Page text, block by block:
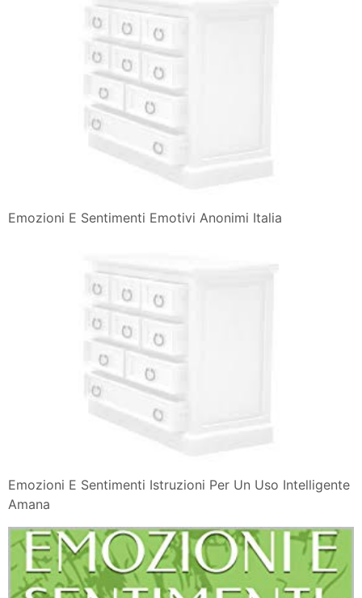
Emozioni E Sentimenti Emotivi Anonimi Italia
Emozioni E Sentimenti Istruzioni Per Un Uso Intelligente
Amana